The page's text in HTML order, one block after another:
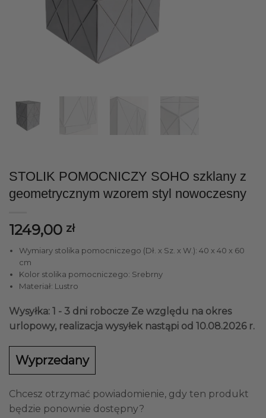
STOLIK POMOCNICZY SOHO szklany z
geometrycznym wzorem styl nowoczesny
1249,00 zł
Wymiary stolika pomocniczego (Dł. x Sz. x W.): 40 x 40 x 60
cm
Kolor stolika pomocniczego: Srebrny
Materiał: Lustro
Wysyłka: 1 - 3 dni robocze Ze względu na okres
urlopowy, realizacja wysyłek nastąpi od 10.08.2026 r.
Wyprzedany
Chcesz otrzymać powiadomienie, gdy ten produkt
będzie ponownie dostępny?